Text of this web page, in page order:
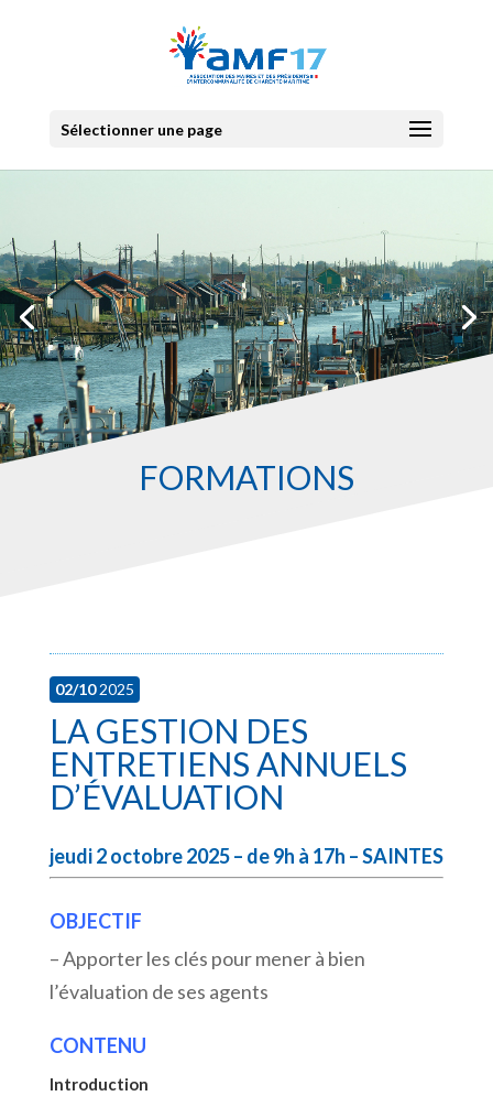
Sélectionner une page
FORMATIONS
02/102025
LA GESTION DES
ENTRETIENS ANNUELS
D’ÉVALUATION
jeudi 2 octobre 2025 – de 9h à 17h – SAINTES
OBJECTIF
– Apporter les clés pour mener à bien
l’évaluation de ses agents
CONTENU
Introduction